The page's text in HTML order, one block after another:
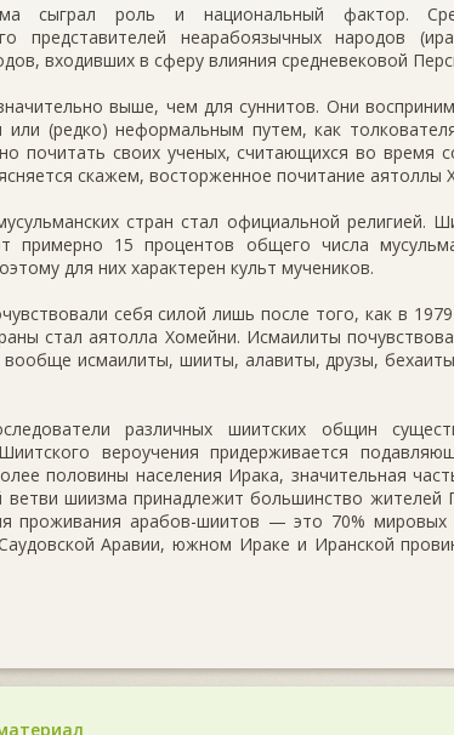
сыграл роль и национальный фактор.
представителей неарабоязычных народов
входивших в сферу влияния средневековой
выше, чем для суннитов. Они
(редко) неформальным путем, как
почитать своих ученых, считающихся во время
скажем, восторженное почитание аятоллы
стран стал официальной
примерно 15 процентов общего числа
для них характерен культ мучеников.
себя силой лишь после того, как в
стал аятолла Хомейни. Исмаилиты
вообще исмаилиты, шииты, алавиты, друзы, бехаиты
различных шиитских общин
вероучения придерживается
половины населения Ирака, значительная
ветви шиизма принадлежит большинство жителей
проживания арабов-шиитов — это 70%
Аравии, южном Ираке и Иранской